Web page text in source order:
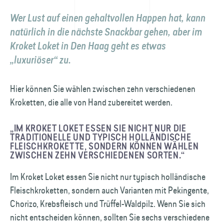
Wer Lust auf einen gehaltvollen Happen hat, kann
natürlich in die nächste Snackbar gehen, aber im
Kroket Loket in Den Haag geht es etwas
„luxuriöser“ zu.
Hier können Sie wählen zwischen zehn verschiedenen
Kroketten, die alle von Hand zubereitet werden.
„IM KROKET LOKET ESSEN SIE NICHT NUR DIE
TRADITIONELLE UND TYPISCH HOLLÄNDISCHE
FLEISCHKROKETTE, SONDERN KÖNNEN WÄHLEN
ZWISCHEN ZEHN VERSCHIEDENEN SORTEN.“
Im Kroket Loket essen Sie nicht nur typisch holländische
Fleischkroketten, sondern auch Varianten mit Pekingente,
Chorizo, Krebsfleisch und Trüffel-Waldpilz. Wenn Sie sich
nicht entscheiden können, sollten Sie sechs verschiedene